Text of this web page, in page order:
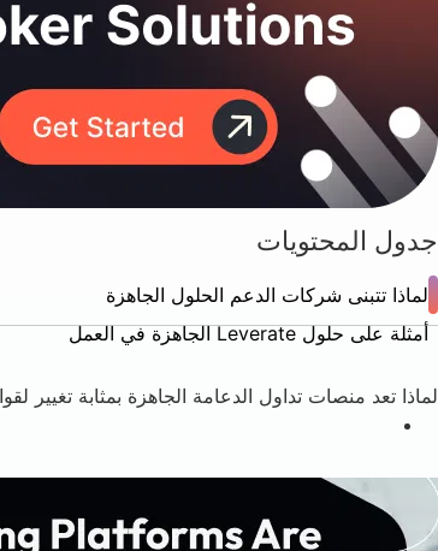
جدول المحتويات
لماذا تتبنى شركات الدعم الحلول الجاهزة
أمثلة على حلول Leverate الجاهزة في العمل
لماذا تعد منصات تداول الدعامة الجاهزة بمثابة تغيير